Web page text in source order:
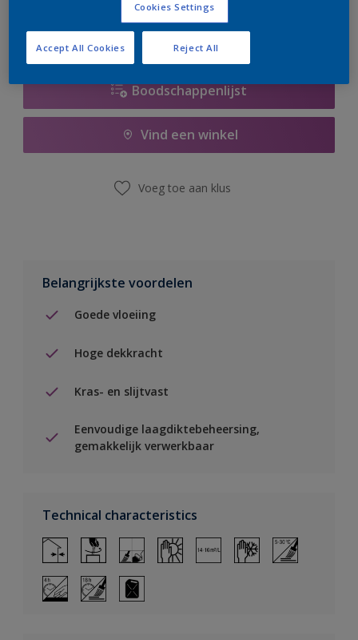
Boodschappenlijst
Vind een winkel
Voeg toe aan klus
Belangrijkste voordelen
Goede vloeiing
Hoge dekkracht
Kras- en slijtvast
Eenvoudige laagdiktebeheersing,
gemakkelijk verwerkbaar
Technical characteristics
Cookies Settings
Reject All
Accept All Cookies